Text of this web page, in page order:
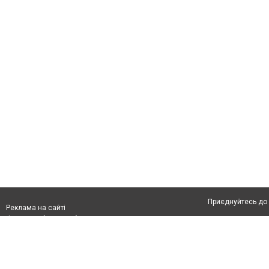
Реклама на сайті
Приєднуйтесь до